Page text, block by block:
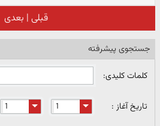
قبلی | بعدی
جستجوی پیشرفته
کلمات کلیدی:
تاریخ آغاز :